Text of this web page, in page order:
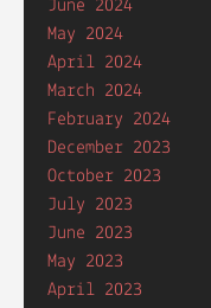
June 2024
May 2024
April 2024
March 2024
February 2024
December 2023
October 2023
July 2023
June 2023
May 2023
April 2023